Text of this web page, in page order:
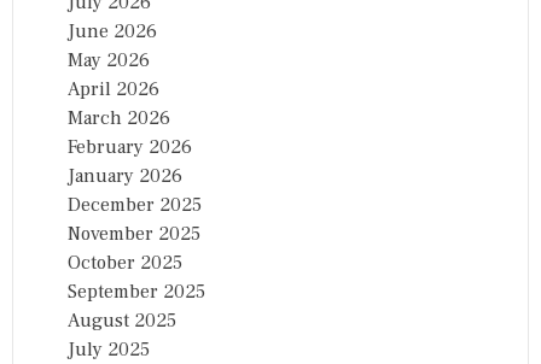
June 2026
May 2026
April 2026
March 2026
February 2026
January 2026
December 2025
November 2025
October 2025
September 2025
August 2025
July 2025